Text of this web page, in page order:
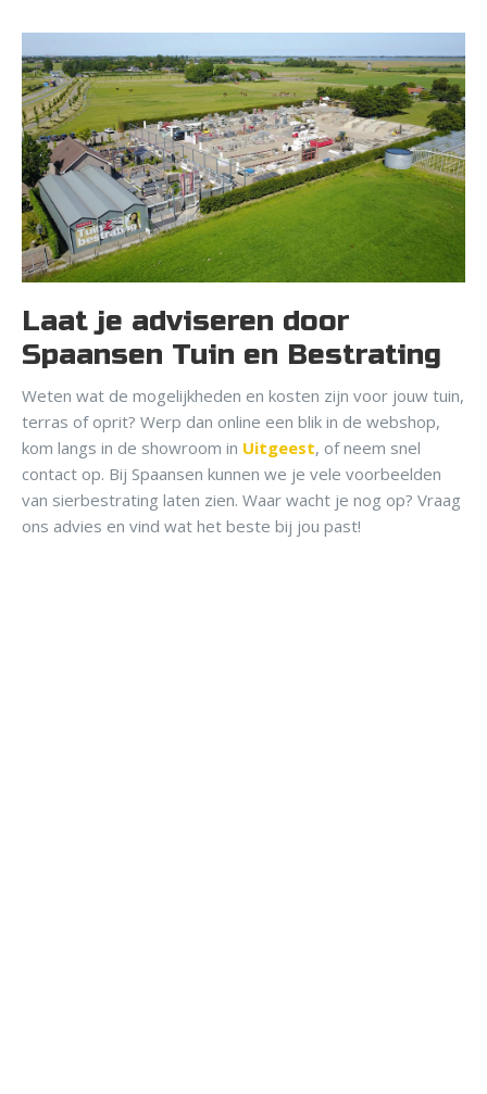
Laat je adviseren door
Spaansen Tuin en Bestrating
Weten wat de mogelijkheden en kosten zijn voor jouw tuin,
terras of oprit? Werp dan online een blik in de webshop,
kom langs in de showroom in Uitgeest, of neem snel
contact op. Bij Spaansen kunnen we je vele voorbeelden
van sierbestrating laten zien. Waar wacht je nog op? Vraag
ons advies en vind wat het beste bij jou past!